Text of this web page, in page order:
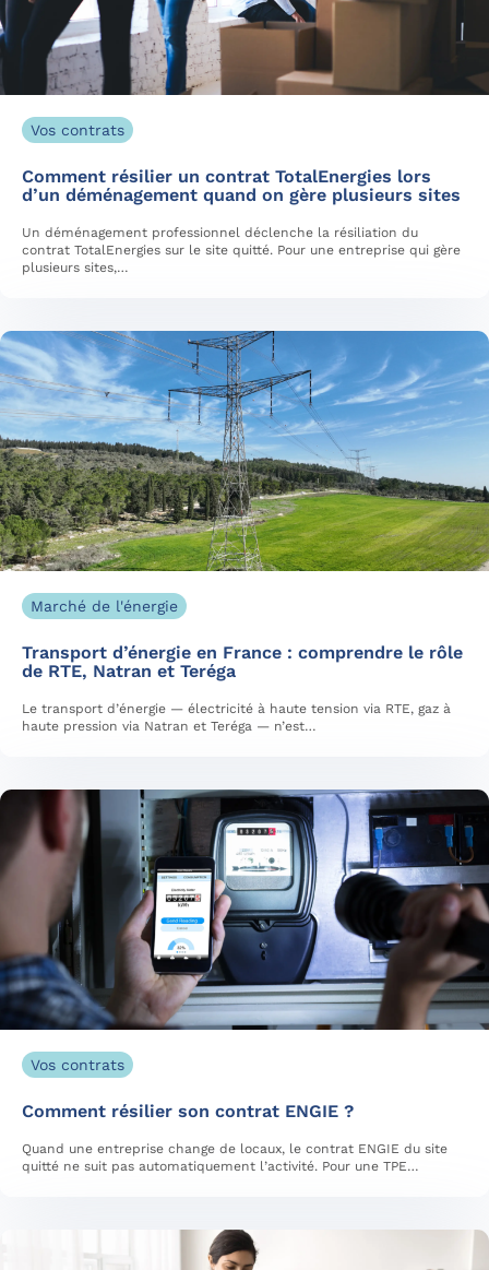
Vos contrats
Comment résilier un contrat TotalEnergies lors
d’un déménagement quand on gère plusieurs sites
Un déménagement professionnel déclenche la résiliation du
contrat TotalEnergies sur le site quitté. Pour une entreprise qui gère
plusieurs sites,…
Marché de l'énergie
Transport d’énergie en France : comprendre le rôle
de RTE, Natran et Teréga
Le transport d’énergie — électricité à haute tension via RTE, gaz à
haute pression via Natran et Teréga — n’est…
Vos contrats
Comment résilier son contrat ENGIE ?
Quand une entreprise change de locaux, le contrat ENGIE du site
quitté ne suit pas automatiquement l’activité. Pour une TPE…